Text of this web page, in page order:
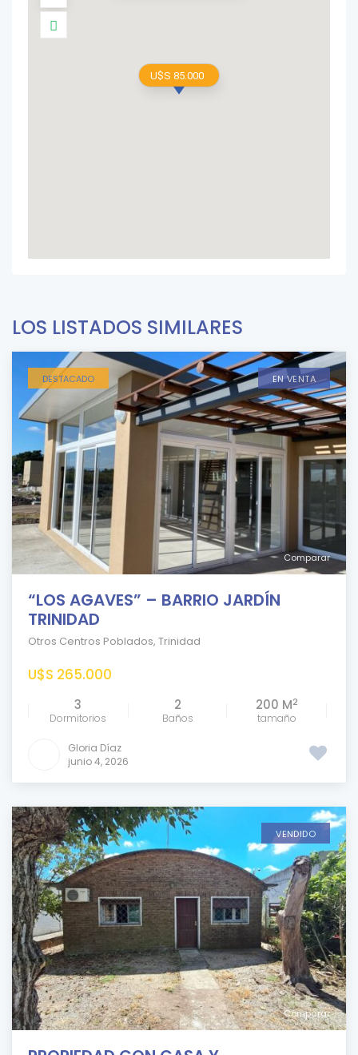
U$S 85.000
LOS LISTADOS SIMILARES
Comparar
DESTACADO EN VENTA
“LOS AGAVES” – BARRIO JARDÍN
TRINIDAD
Otros Centros Poblados, Trinidad
U$S 265.000
3
Dormitorios
2
Baños
200 M2
tamaño
Gloria Díaz
junio 4, 2026
Comparar
VENDIDO